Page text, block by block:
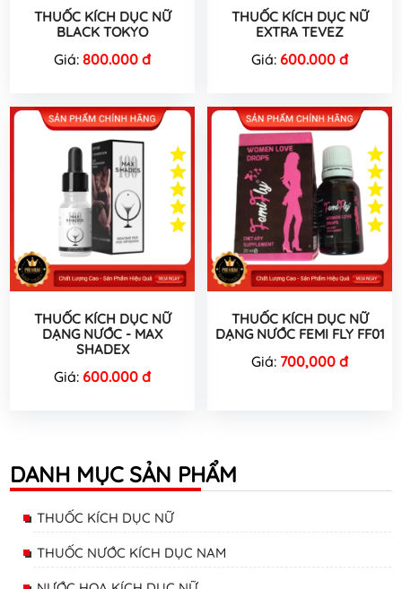
THUỐC KÍCH DỤC NỮ
BLACK TOKYO
Giá: 800.000 đ
THUỐC KÍCH DỤC NỮ
EXTRA TEVEZ
Giá: 600.000 đ
THUỐC KÍCH DỤC NỮ
DẠNG NƯỚC - MAX
SHADEX
Giá: 600.000 đ
THUỐC KÍCH DỤC NỮ
DẠNG NƯỚC FEMI FLY FF01
Giá: 700,000 đ
DANH MỤC SẢN PHẨM
THUỐC KÍCH DỤC NỮ
THUỐC NƯỚC KÍCH DỤC NAM